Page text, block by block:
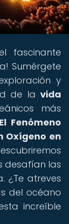
fascinante
Sumérgete
y
de la vida
más
El Fenómeno
Oxígeno en
desafían las
¿Te atreves
del océano
increíble